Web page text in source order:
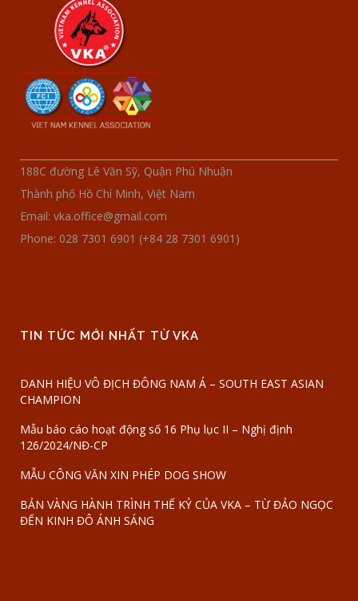
188C đường Lê Văn Sỹ, Quận Phú Nhuận
Thành phố Hồ Chí Minh, Việt Nam
Email: vka.office@gmail.com
Phone: 028 7301 6901 (+84 28 7301 6901)
TIN TỨC MỚI NHẤT TỪ VKA
DANH HIỆU VÔ ĐỊCH ĐÔNG NAM Á – SOUTH EAST ASIAN
CHAMPION
Mẫu báo cáo hoạt động số 16 Phụ lục II – Nghị định
126/2024/NĐ-CP
MẪU CÔNG VĂN XIN PHÉP DOG SHOW
BẢN VÀNG HÀNH TRÌNH THẾ KỶ CỦA VKA – TỪ ĐẢO NGỌC
ĐẾN KINH ĐÔ ÁNH SÁNG